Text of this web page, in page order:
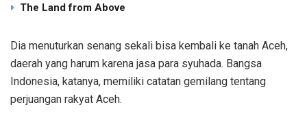
The Land from Above
Dia menuturkan senang sekali bisa kembali ke tanah Aceh,
daerah yang harum karena jasa para syuhada. Bangsa
Indonesia, katanya, memiliki catatan gemilang tentang
perjuangan rakyat Aceh.